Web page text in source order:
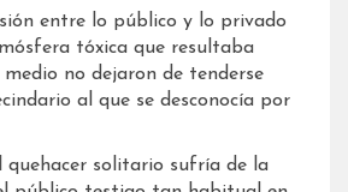
entre lo público y lo privado
tóxica que resultaba
medio no dejaron de tenderse
al que se desconocía por
quehacer solitario sufría de la